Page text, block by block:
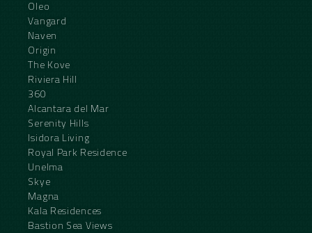
Oleo
Vangard
Naven
Origin
The Kove
Riviera Hill
360
Alcantara del Mar
Serenity Hills
Isidora Living
Royal Park Residence
Unelma
Skye
Magna
Kala Residences
Bastion Sea Views